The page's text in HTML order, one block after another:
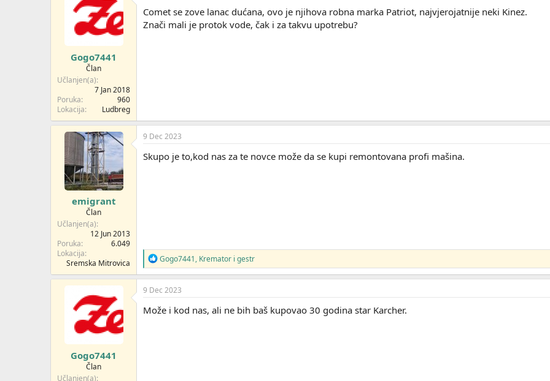
v
a
n
Gogo7441
Član
Učlanjen(a)
7 Jan 2018
Poruka
960
Lokacija
Ludbreg
Comet se zove lanac dućana, ovo je njihova robna marka Patriot, najvjerojatnije neki Kinez.
Znači mali je protok vode, čak i za takvu upotrebu?
emigrant
Član
Učlanjen(a)
12 Jun 2013
Poruka
6.049
Lokacija
Sremska Mitrovica
9 Dec 2023
Skupo je to,kod nas za te novce može da se kupi remontovana profi mašina.
R
e
a
g
v
a
Gogo7441, Kremator i gestr
Gogo7441
Član
Učlanjen(a)
9 Dec 2023
Može i kod nas, ali ne bih baš kupovao 30 godina star Karcher.